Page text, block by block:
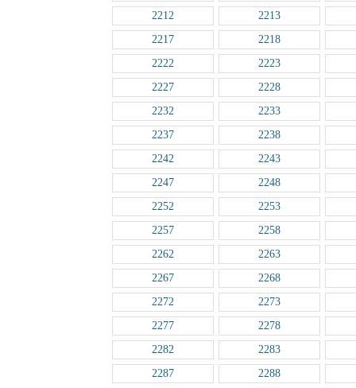
2212
2213
2217
2218
2222
2223
2227
2228
2232
2233
2237
2238
2242
2243
2247
2248
2252
2253
2257
2258
2262
2263
2267
2268
2272
2273
2277
2278
2282
2283
2287
2288